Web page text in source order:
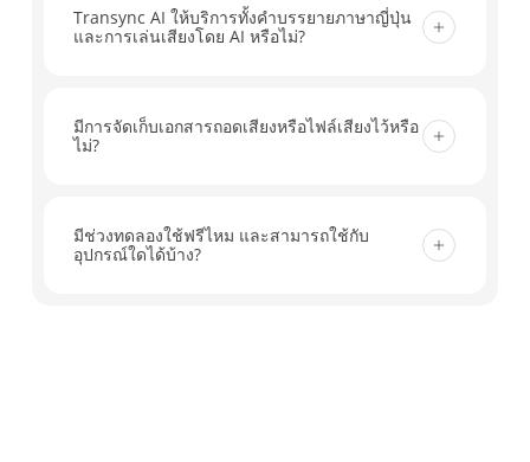
Microsoft Teams, Google Meet และเครื่องมือการ
ประชุมหลักอื่นๆ ช่วยให้คุณแปลบทสนทนาสดเป็น
ต้องใช้ปลั๊กอินเพิ่มเติม.
Transync AI ให้บริการทั้งคำบรรยายภาษาญี่ปุ่น
และการเล่นเสียงโดย AI หรือไม่?
สด และเปิดใช้งานการเล่นเสียง AI เพื่อให้ผู้เข้าร่วม
ได้ยินคำแปลระหว่างการประชุม ชั้นเรียน และการ
มีการจัดเก็บเอกสารถอดเสียงหรือไฟล์เสียงไว้หรือ
ไม่?
ข้อความถอดเสียงจะถูกจัดเก็บไว้ชั่วคราวเพื่อให้คุณ
สามารถตรวจสอบคำแปลและสร้างบันทึกการประชุม
มีช่วงทดลองใช้ฟรีไหม และสามารถใช้กับ
อุปกรณ์ใดได้บ้าง?